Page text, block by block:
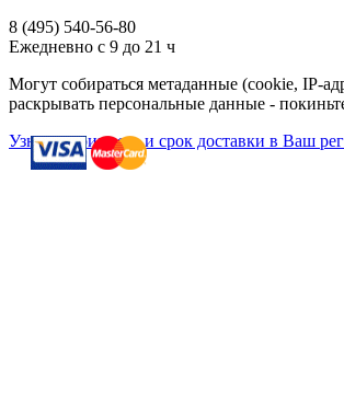
8 (495) 540-56-80
Ежедневно с 9 до 21 ч
Могут собираться метаданные (cookie, IP-
раскрывать персональные данные -
Узнать стоимость и срок доставки в Ваш